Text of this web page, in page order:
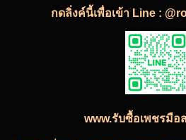
กดลิ่งค์นี้เพื่อเข้า Line :
www.รับซื้อเพชรมือ